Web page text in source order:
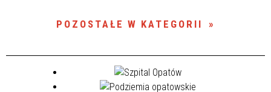
POZOSTAŁE W KATEGORII